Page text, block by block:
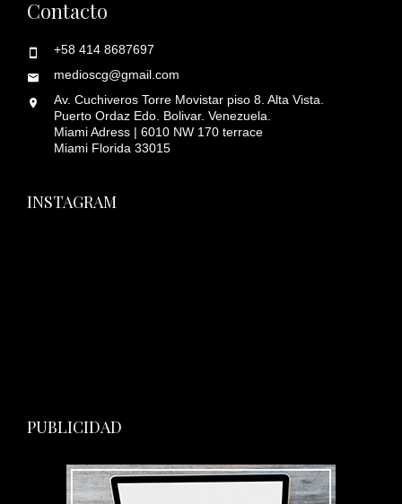
Contacto
+58 414 8687697
medioscg@gmail.com
Av. Cuchiveros Torre Movistar piso 8. Alta Vista.
Puerto Ordaz Edo. Bolivar. Venezuela.
Miami Adress | 6010 NW 170 terrace
Miami Florida 33015
INSTAGRAM
PUBLICIDAD